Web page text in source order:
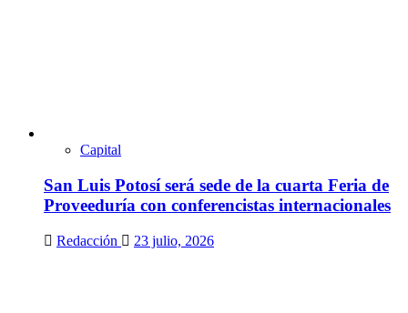
Capital
San Luis Potosí será sede de la cuarta Feria de
Proveeduría con conferencistas internacionales
Redacción 23 julio, 2026